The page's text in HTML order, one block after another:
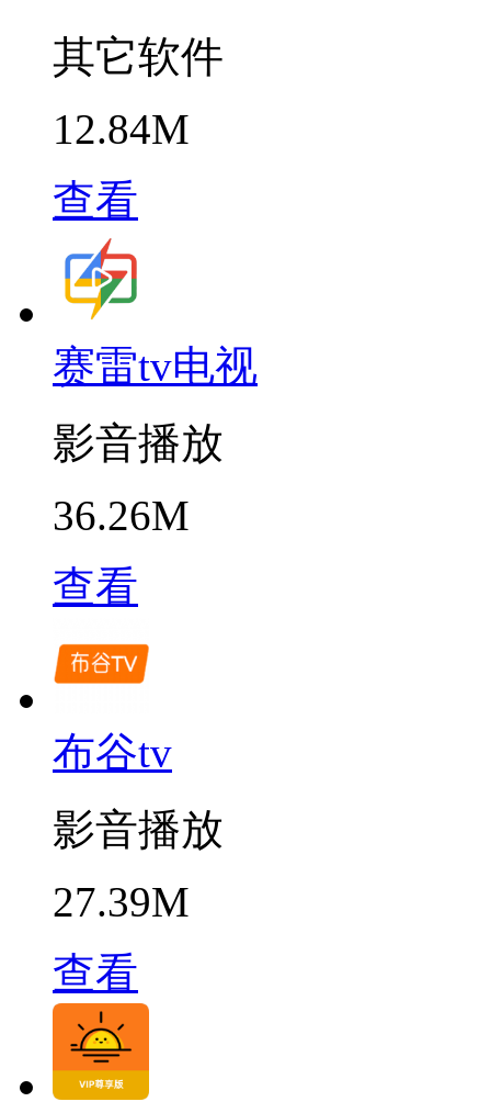
其它软件
12.84M
查看
赛雷tv电视
影音播放
36.26M
查看
布谷tv
影音播放
27.39M
查看